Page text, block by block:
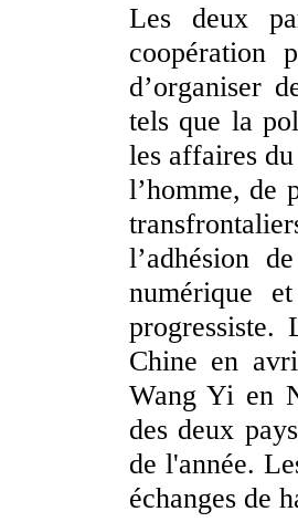
Les deux
coopération
d’organiser
tels que la
les affaires
l’homme, de
l’adhésion
numérique
progressiste.
Chine en
Wang Yi en
des deux
de l'année.
échanges de